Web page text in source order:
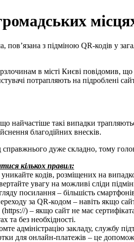
пов’язана з підміною QR-кодів у
в місті Києві
потрапляють на підроблені
найчастіше такі випадки
благодійних внесків.
справжнього дуже складно, тому
кількох правил:
кодів, розміщених на
увагу на можливі сліди
посилання – більшість
за QR-кодом – навіть якщо
) – якщо сайт не має
та без необхідності.
адміністрацію закладу, службу
для онлайн-платежів – це